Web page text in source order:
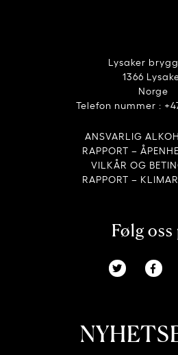
Lysaker
1366
Norge
Telefon nummer :
ANSVARLIG
RAPPORT –
VILKÅR OG
RAPPORT –
Følg oss